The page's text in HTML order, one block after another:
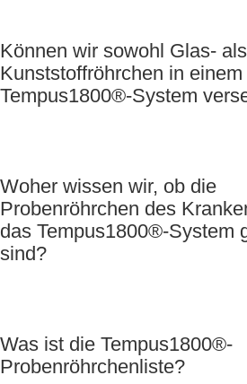
Können wir sowohl Glas-
Kunststoffröhrchen in einem
Tempus1800®-System
Woher wissen wir, ob die
Probenröhrchen des
das Tempus1800®-System
sind?
Was ist die Tempus1800®-
Probenröhrchenliste?